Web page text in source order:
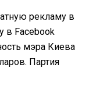
рекламу в
в Facebook
мэра Киева
Партия